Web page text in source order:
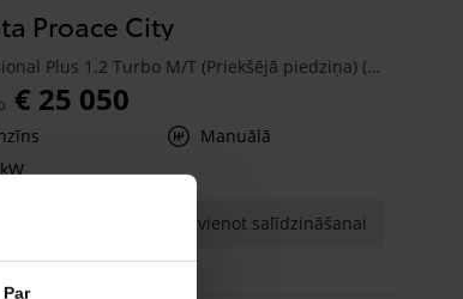
Par
Proace City
Professional Plus 1.2 Turbo M/T (Priekšējā piedziņa) (81 kW)
€ 25 050
Manuālā
Pievienot salīdzināšanai